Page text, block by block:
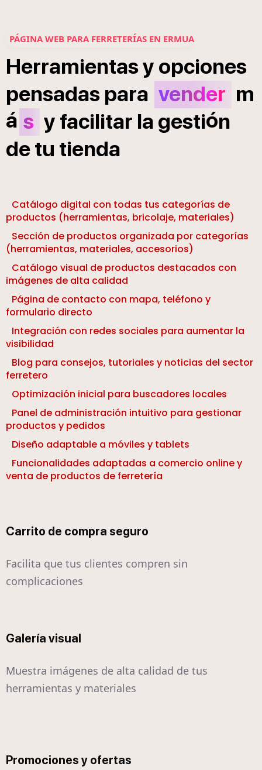
PÁGINA WEB PARA FERRETERÍAS EN ERMUA
Herramientasy opciones
pensadas para vender m
á s y facilitar la gestión
detu tienda
Catálogo digital con todas tus categorías de
productos (herramientas, bricolaje, materiales)
Sección de productos organizada por categorías
(herramientas, materiales, accesorios)
Catálogo visual de productos destacados con
imágenes de alta calidad
Página de contacto con mapa, teléfono y
formulario directo
Integración con redes sociales para aumentar la
visibilidad
Blog para consejos, tutoriales y noticias del sector
ferretero
Optimización inicial para buscadores locales
Panel de administración intuitivo para gestionar
productos y pedidos
Diseño adaptable a móviles y tablets
Funcionalidades adaptadas a comercio online y
venta de productos de ferretería
Carrito de compra seguro
Facilita que tus clientes compren sin
complicaciones
Galería visual
Muestra imágenes de alta calidad de tus
herramientas y materiales
Promociones y ofertas